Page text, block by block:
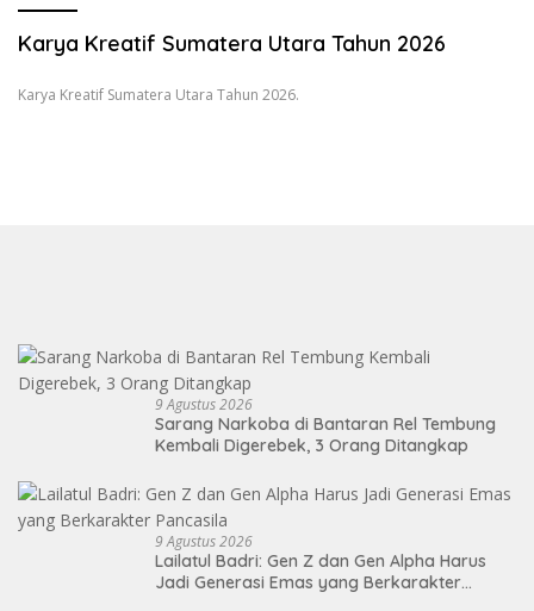
Karya Kreatif Sumatera Utara Tahun 2026
Karya Kreatif Sumatera Utara Tahun 2026.
9 Agustus 2026
Sarang Narkoba di Bantaran Rel Tembung
Kembali Digerebek, 3 Orang Ditangkap
9 Agustus 2026
Lailatul Badri: Gen Z dan Gen Alpha Harus
Jadi Generasi Emas yang Berkarakter